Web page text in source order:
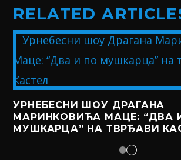
RELATED
УРНЕБЕСНИ ШОУ ДРАГАНА
МАРИНКОВИЋА МАЦЕ: “ДВА
МУШКАРЦА” НА ТВРЂАВИ